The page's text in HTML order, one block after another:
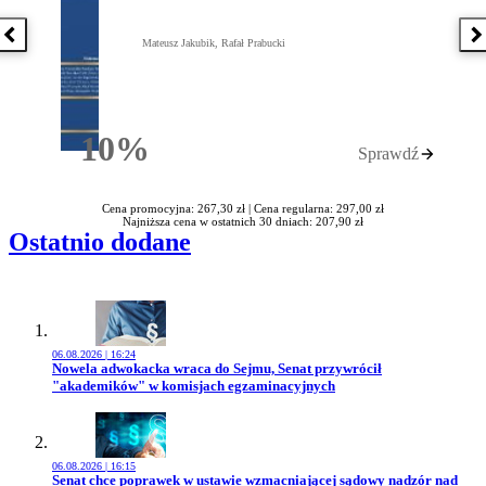
Poprzednia książka
10%Rabatu
Mateusz Jakubik, Rafał Prabucki
Sprawdź
Cena promocyjna: 267,30 zł | Cena regularna: 297,00 zł
Najniższa cena w ostatnich 30 dniach: 207,90 zł
Ostatnio dodane
06.08.2026 | 16:24
Przejdź do artykułu:
Nowela adwokacka wraca do Sejmu, Senat przywrócił
"akademików" w komisjach egzaminacyjnych
06.08.2026 | 16:15
Przejdź do artykułu:
Senat chce poprawek w ustawie wzmacniającej sądowy nadzór nad